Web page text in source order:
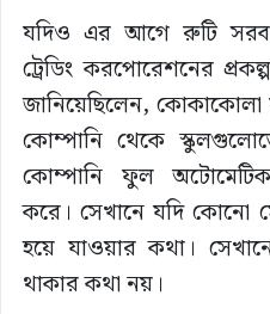
যদিও এর আগে রুটি
ট্রেডিং করপোরেশনের
জানিয়েছিলেন, কোকাকোলা
কোম্পানি থেকে
কোম্পানি ফুল
করে। সেখানে যদি কোনো
হয়ে যাওয়ার কথা।
থাকার কথা নয়।